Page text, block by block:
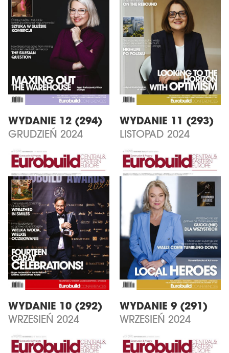
WYDANIE 12 (294)
GRUDZIEŃ 2024
WYDANIE 11 (293)
LISTOPAD 2024
WYDANIE 10 (292)
WRZESIEŃ 2024
WYDANIE 9 (291)
WRZESIEŃ 2024